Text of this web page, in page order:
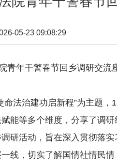
05-23 09:08:29
年干警春节回乡调研交流
治建功启新程”为主题，
能等多个维度，分享了调研
活动，旨在深入贯彻落实
线，切实了解国情社情民